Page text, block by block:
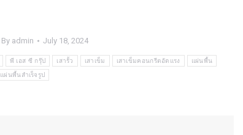
By admin July 18, 2024
พี เอส ซี กรุ๊ป เสารั้ว เสาเข็ม เสาเข็มคอนกรีตอัดแรง แผ่นพื้น
แผ่นพื้นสำเร็จรูป